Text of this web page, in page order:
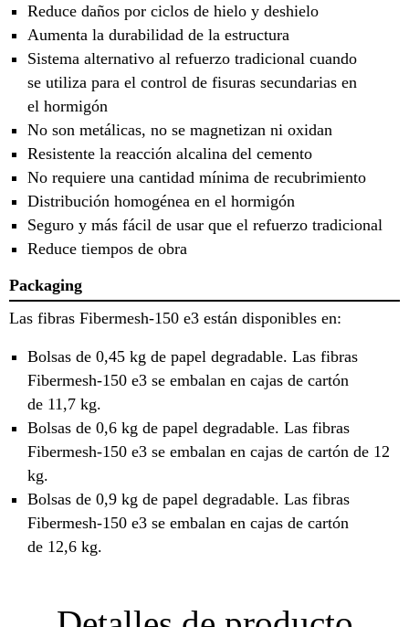
Reduce daños por ciclos de hielo y deshielo
Aumenta la durabilidad de la estructura
Sistema alternativo al refuerzo tradicional cuando
se utiliza para el control de fisuras secundarias en
el hormigón
No son metálicas, no se magnetizan ni oxidan
Resistente la reacción alcalina del cemento
No requiere una cantidad mínima de recubrimiento
Distribución homogénea en el hormigón
Seguro y más fácil de usar que el refuerzo tradicional
Reduce tiempos de obra
Packaging
Las fibras Fibermesh-150 e3 están disponibles en:
Bolsas de 0,45 kg de papel degradable. Las fibras
Fibermesh-150 e3 se embalan en cajas de cartón
de 11,7 kg.
Bolsas de 0,6 kg de papel degradable. Las fibras
Fibermesh-150 e3 se embalan en cajas de cartón de 12
kg.
Bolsas de 0,9 kg de papel degradable. Las fibras
Fibermesh-150 e3 se embalan en cajas de cartón
de 12,6 kg.